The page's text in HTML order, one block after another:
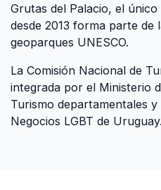
Grutas del Palacio, el
desde 2013 forma parte de
geoparques UNESCO.
La Comisión Nacional de
integrada por el Ministerio
Turismo departamentales
Negocios LGBT de Uruguay.